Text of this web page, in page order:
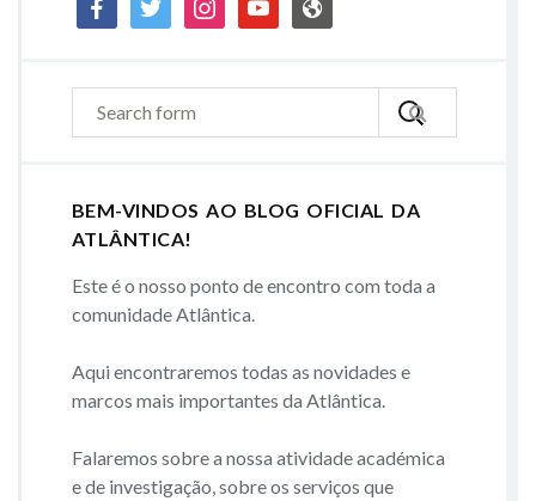
site
BEM-VINDOS AO BLOG OFICIAL DA
ATLÂNTICA!
Este é o nosso ponto de encontro com toda a
comunidade Atlântica.
Aqui encontraremos todas as novidades e
marcos mais importantes da Atlântica.
Falaremos sobre a nossa atividade académica
e de investigação, sobre os serviços que